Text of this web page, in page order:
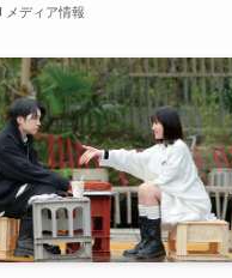
メディア情報